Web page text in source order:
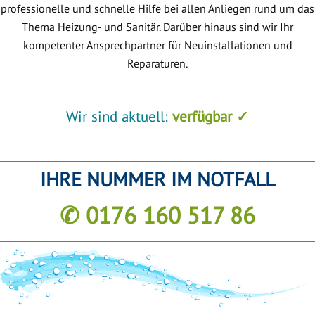
professionelle und schnelle Hilfe bei allen Anliegen rund um das
Thema Heizung- und Sanitär. Darüber hinaus sind wir Ihr
kompetenter Ansprechpartner für Neuinstallationen und
Reparaturen.
Wir sind aktuell: verfügbar ✓
IHRE NUMMER IM NOTFALL
✆ 0176 160 517 86